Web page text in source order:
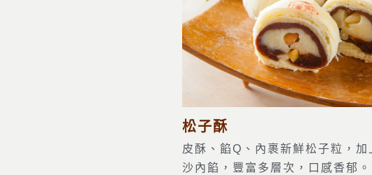
松子酥
皮酥、餡Q、內裹新鮮松子粒，加
沙內餡，豐富多層次，口感香郁